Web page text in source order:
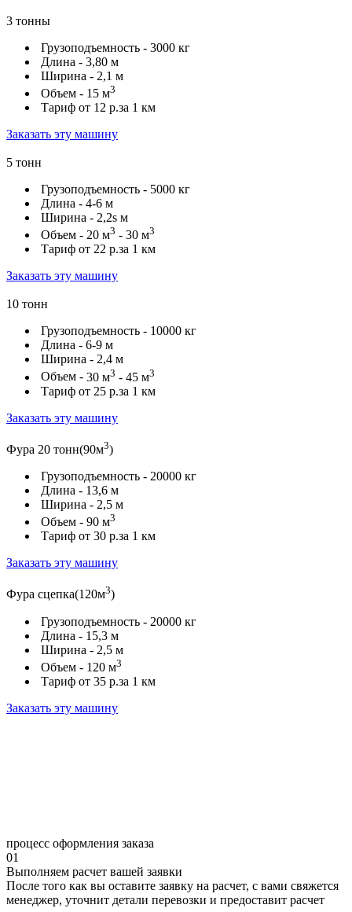
3 тонны
Грузоподъемность - 3000 кг
Длина - 3,80 м
Ширина - 2,1 м
Объем - 15 м3
Тариф от 12 р.за 1 км
Заказать эту машину
5 тонн
Грузоподъемность - 5000 кг
Длина - 4-6 м
Ширина - 2,2s м
Объем - 20 м3 - 30 м3
Тариф от 22 р.за 1 км
Заказать эту машину
10 тонн
Грузоподъемность - 10000 кг
Длина - 6-9 м
Ширина - 2,4 м
Объем - 30 м3 - 45 м3
Тариф от 25 р.за 1 км
Заказать эту машину
Фура 20 тонн(90м3)
Грузоподъемность - 20000 кг
Длина - 13,6 м
Ширина - 2,5 м
Объем - 90 м3
Тариф от 30 р.за 1 км
Заказать эту машину
Фура сцепка(120м3)
Грузоподъемность - 20000 кг
Длина - 15,3 м
Ширина - 2,5 м
Объем - 120 м3
Тариф от 35 р.за 1 км
Заказать эту машину
процесс оформления заказа
01
Выполняем расчет вашей заявки
После того как вы оставите заявку на расчет, с вами свяжется
менеджер, уточнит детали перевозки и предоставит расчет